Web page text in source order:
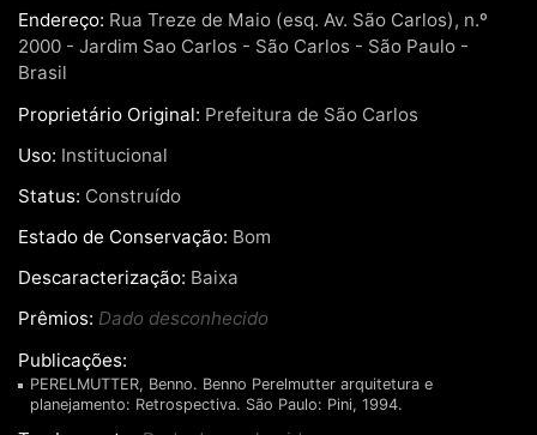
Endereço: Rua Treze de Maio (esq. Av. São Carlos), n.º
2000 - Jardim Sao Carlos - São Carlos - São Paulo -
Brasil
Proprietário Original: Prefeitura de São Carlos
Uso: Institucional
Status: Construído
Estado de Conservação: Bom
Descaracterização: Baixa
Prêmios: Dado desconhecido
Publicações:
PERELMUTTER, Benno. Benno Perelmutter arquitetura e
planejamento: Retrospectiva. São Paulo: Pini, 1994.